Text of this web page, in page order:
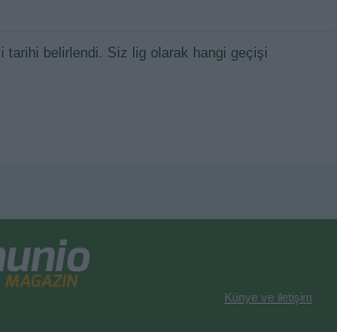
tarihi belirlendi. Siz lig olarak hangi geçişi
Künye ve iletişim